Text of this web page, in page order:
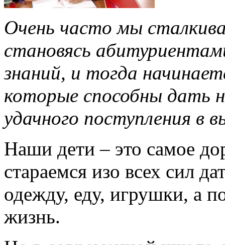
Очень часто мы
становясь
знаний, и тогда
которые способны дать
удачного поступления в
Наши дети – это самое
стараемся изо всех сил
одежду, еду, игрушки, а
жизнь.